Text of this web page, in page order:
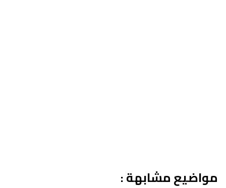
مواضيع مشابهة :